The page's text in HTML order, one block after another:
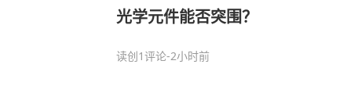
光学元件能否突围？
读创1评论-2小时前